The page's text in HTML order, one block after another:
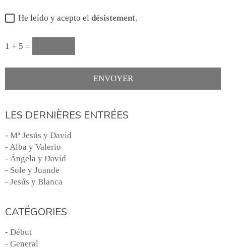
He leído y acepto el désistement.
1 + 5 =
LES DERNIÈRES ENTRÉES
- Mª Jesús y David
- Alba y Valerio
- Ángela y David
- Sole y Juande
- Jesús y Blanca
CATÉGORIES
- Début
- General